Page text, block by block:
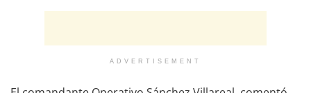
ADVERTISEMENT